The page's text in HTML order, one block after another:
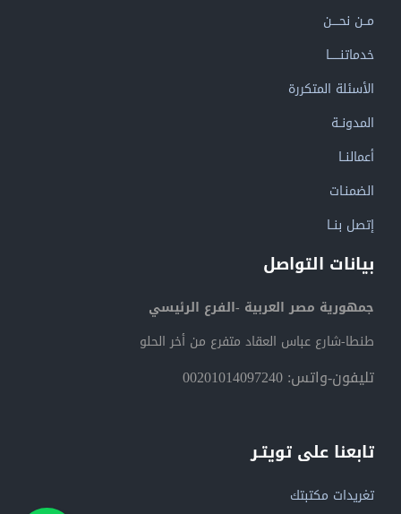
مــن نحــــن
خدماتنــــــا
الأسئلة المتكررة
المدونــة
أعمالنــا
الضمنـات
إتصل بنــا
بيانات التواصل
جمهورية مصر العربية -الفرع الرئيسي
طنطا-شارع عباس العقاد متفرع من أخر الحلو
تليفون-واتس: 00201014097240
تابعنا على تويتـر
تغريدات مكتبتك